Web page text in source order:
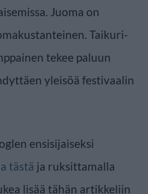
Juoma on
Taikuri-
tekee paluun
yleisöä festivaalin
ensisijaiseksi
tästä ja ruksittamalla
lisää tähän artikkeliin